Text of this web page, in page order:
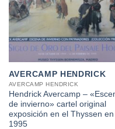
AVERCAMP HENDRICK
AVERCAMP HENDRICK
Hendrick Avercamp –
de invierno» cartel original
exposición en el Thyssen en
1995